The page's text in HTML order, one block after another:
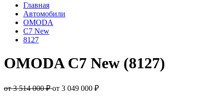
Главная
Автомобили
OMODA
C7 New
8127
OMODA C7 New (8127)
от 3 514 000 ₽от 3 049 000 ₽